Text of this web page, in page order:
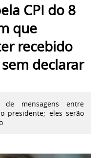
CPI do 8
que
recebido
declarar
mensagens entre
presidente; eles serão